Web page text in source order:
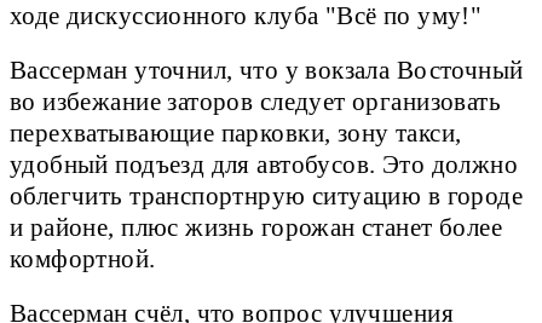
ходе дискуссионного клуба "Всё по уму!"
Вассерман уточнил, что у вокзала Восточный
во избежание заторов следует организовать
перехватывающие парковки, зону такси,
удобный подъезд для автобусов. Это должно
облегчить транспортнрую ситуацию в городе
и районе, плюс жизнь горожан станет более
комфортной.
Вассерман счёл, что вопрос улучшения